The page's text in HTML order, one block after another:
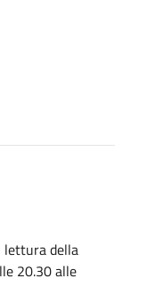
lettura della
20.30 alle